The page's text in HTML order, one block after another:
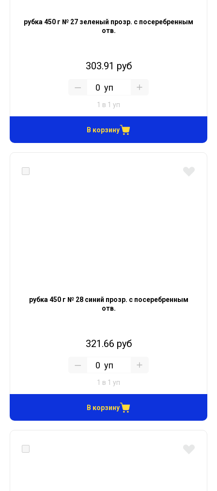
рубка 450 г № 27 зеленый прозр. с посеребренным
отв.
303.91 руб
уп
1 в 1 уп
В корзину
рубка 450 г № 28 синий прозр. с посеребренным
отв.
321.66 руб
уп
1 в 1 уп
В корзину